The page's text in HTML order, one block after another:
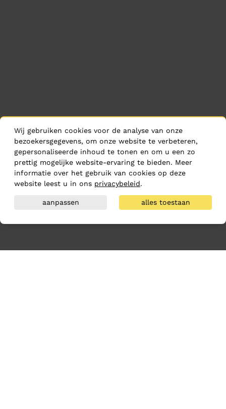
Wij gebruiken cookies voor de analyse van onze
bezoekersgegevens, om onze website te verbeteren,
gepersonaliseerde inhoud te tonen en om u een zo
prettig mogelijke website-ervaring te bieden. Meer
informatie over het gebruik van cookies op deze
website leest u in ons privacybeleid.
aanpassen alles toestaan